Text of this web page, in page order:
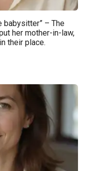
babysitter” – The
her mother-in-law,
their place.